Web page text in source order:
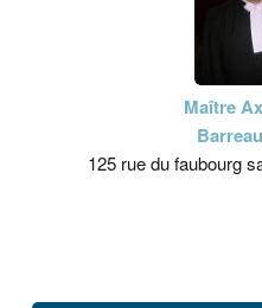
Maître
125 rue du faubourg